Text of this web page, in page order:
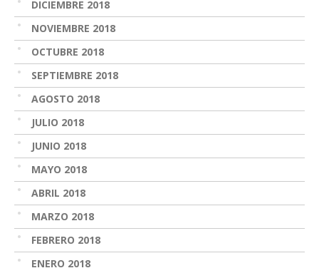
DICIEMBRE 2018
NOVIEMBRE 2018
OCTUBRE 2018
SEPTIEMBRE 2018
AGOSTO 2018
JULIO 2018
JUNIO 2018
MAYO 2018
ABRIL 2018
MARZO 2018
FEBRERO 2018
ENERO 2018